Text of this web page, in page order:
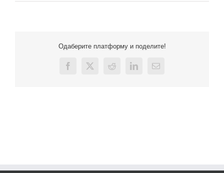
Одаберите платформу и поделите!
Facebook
X Reddit LinkedInEmail